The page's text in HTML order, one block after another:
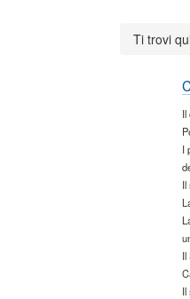
Ti trovi
Il
I
Il
Il
Il